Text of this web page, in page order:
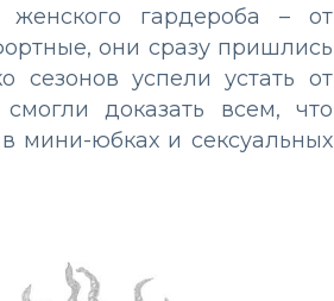
гардероба – от
они сразу пришлись
сезонов успели устать от
доказать всем, что
мини-юбках и сексуальных